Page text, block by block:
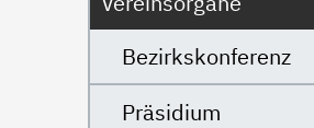
Bezirkskonferenz
Präsidium